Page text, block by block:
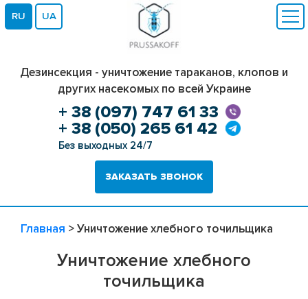
RU UA
Дезинсекция - уничтожение тараканов, клопов и
других насекомых по всей Украине
+ 38 (097) 747 61 33
+ 38 (050) 265 61 42
Без выходных 24/7
ЗАКАЗАТЬ ЗВОНОК
Главная >Уничтожение хлебного точильщика
Уничтожение хлебного
точильщика